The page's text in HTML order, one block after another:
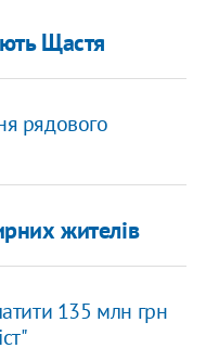
Щастя
рядового
жителів
135 млн грн